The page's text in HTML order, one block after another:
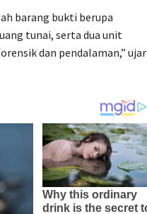
barang bukti berupa
tunai, serta dua unit
dan pendalaman,” ujar